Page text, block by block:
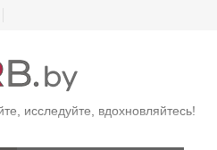
исследуйте, вдохновляйтесь!